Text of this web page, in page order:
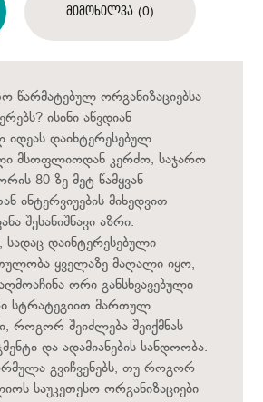
Მიმოხილვა (0)
წარმატებულ ორგანიზაციებსა
ისინი აწვდიან
იდეას დაინტერესებულ
მსოფლიოდან კერძო, საჯარო
80-ზე მეტ წამყვან
ინტერვიუების მიხედვით
შესანიშნავი აზრი:
სადაც დაინტერესებული
ყველაზე მაღალი იყო,
ორი განსხვავებული
სტრატეგიით მართულ
როგორ შეიძლება შეიქმნას
და ადამიანების სანდოობა.
გვიჩვენებს, თუ როგორ
საუკეთესო ორგანიზაციები